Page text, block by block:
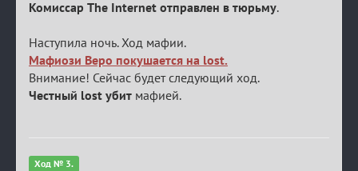
Комиссар The Internet отправлен в тюрьму.
Наступила ночь. Ход мафии.
Мафиози Веро покушается на lost.
Внимание! Сейчас будет следующий ход.
Честный lost убит мафией.
Ход № 3.